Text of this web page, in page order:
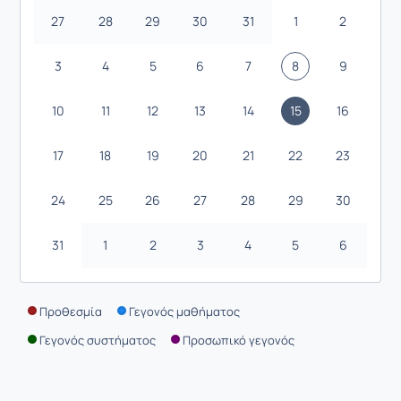
27 28 29 30 31 1 2
3 4 5 6 7 8 9
10 11 12 13 14 15 16
17 18 19 20 21 22 23
24 25 26 27 28 29 30
31 1 2 3 4 5 6
Προθεσμία
Γεγονός μαθήματος
Γεγονός συστήματος
Προσωπικό γεγονός